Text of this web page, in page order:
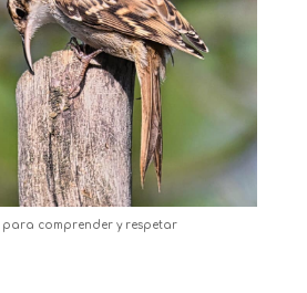
para comprender y respetar